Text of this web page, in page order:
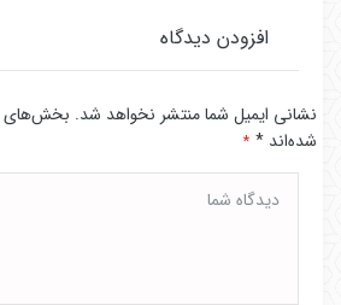
افزودن دیدگاه
نشانی ایمیل شما منتشر نخواهد شد. بخش‌های
شده‌اند *